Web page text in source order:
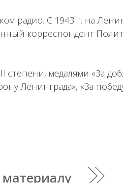
радио. С 1943 г. на
корреспондент
медалями «За
Ленинграда», «За